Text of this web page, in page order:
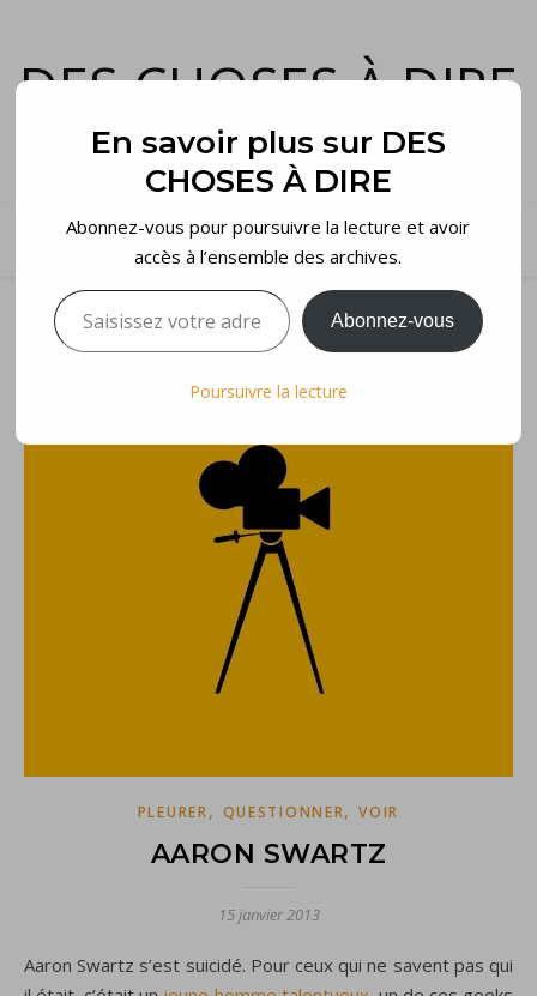
DES CHOSES À DIRE
et voilà…
PLEURER, QUESTIONNER,VOIR
AARON SWARTZ
15 janvier 2013
Aaron Swartz s’est suicidé. Pour ceux qui ne savent pas qui
En savoir plus sur DES
CHOSES À DIRE
Abonnez-vous pour poursuivre la lecture et avoir
accès à l’ensemble des archives.
Saisissez votre adresse e-mail…
Abonnez-vous
Poursuivre la lecture